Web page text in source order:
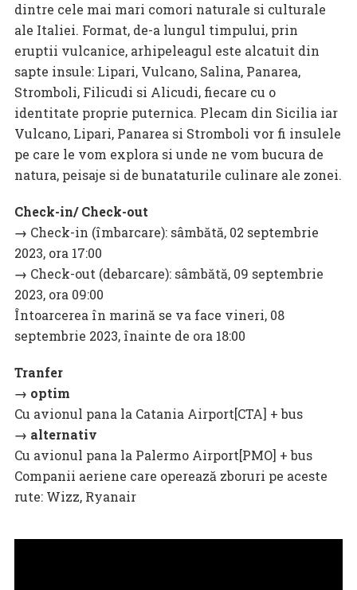
dintre cele mai mari comori naturale si culturale
ale Italiei. Format, de-a lungul timpului, prin
eruptii vulcanice, arhipeleagul este alcatuit din
sapte insule: Lipari, Vulcano, Salina, Panarea,
Stromboli, Filicudi si Alicudi, fiecare cu o
identitate proprie puternica. Plecam din Sicilia iar
Vulcano, Lipari, Panarea si Stromboli vor fi insulele
pe care le vom explora si unde ne vom bucura de
natura, peisaje si de bunataturile culinare ale zonei.
Check-in/ Check-out
→ Check-in (îmbarcare): sâmbătă, 02 septembrie
2023, ora 17:00
→ Check-out (debarcare): sâmbătă, 09 septembrie
2023, ora 09:00
Întoarcerea în marină se va face vineri, 08
septembrie 2023, înainte de ora 18:00
Tranfer
→ optim
Cu avionul pana la Catania Airport[CTA] + bus
→ alternativ
Cu avionul pana la Palermo Airport[PMO] + bus
Companii aeriene care operează zboruri pe aceste
rute: Wizz, Ryanair